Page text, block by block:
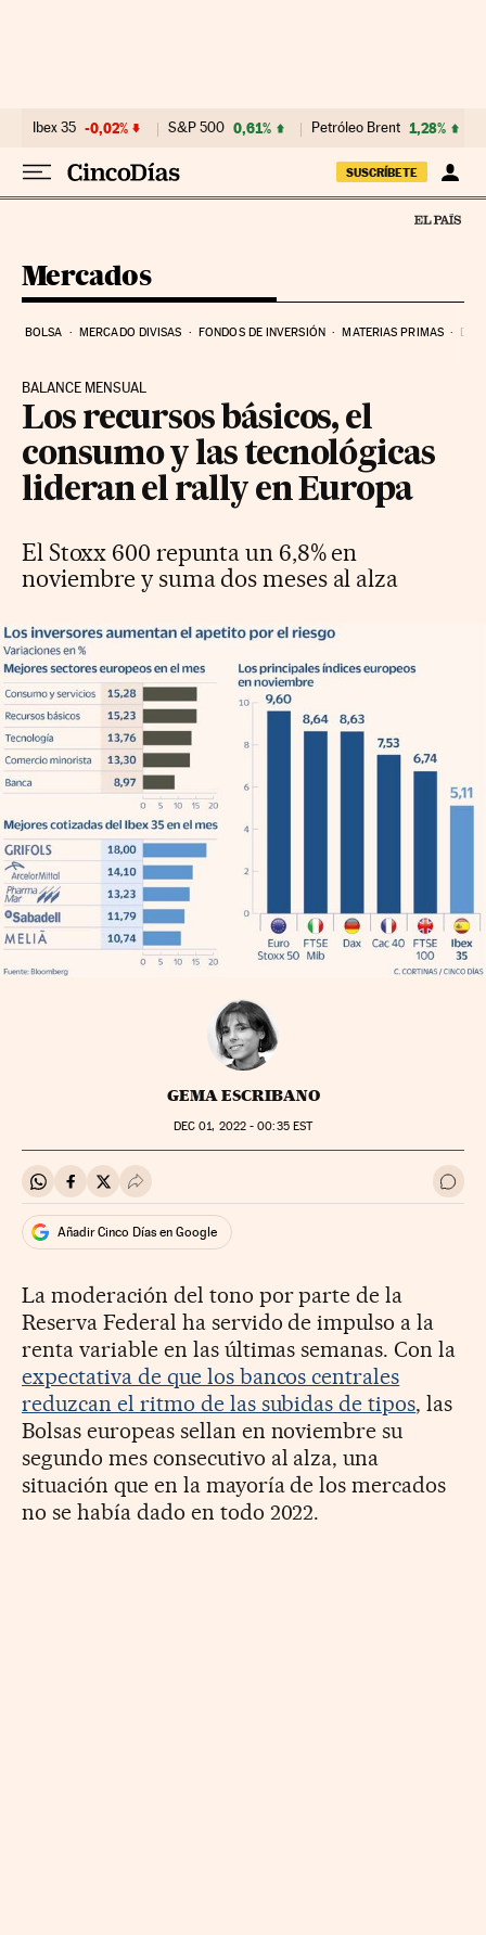
Ibex 35 -0,02% S&P 500 0,61% Petróleo Brent 1,28%
SUSCRÍBETE
Mercados
BOLSA MERCADO DIVISAS FONDOS DE INVERSIÓN MATERIAS PRIMAS
BALANCE MENSUAL
Los recursos básicos, el
consumo y las tecnológicas
lideran el rally en Europa
El Stoxx 600 repunta un 6,8% en
noviembre y suma dos meses al alza
GEMA ESCRIBANO
DEC 01, 2022 - 00:35EST
Compartir en Whatsapp
Compartir en Facebook
Compartir en Twitter
Desplegar Redes Sociales Ir a
Añadir Cinco Días en Google
La moderación del tono por parte de la
Reserva Federal ha servido de impulso a la
renta variable en las últimas semanas. Con la
expectativa de que los bancos centrales
reduzcan el ritmo de las subidas de tipos, las
Bolsas europeas sellan en noviembre su
segundo mes consecutivo al alza, una
situación que en la mayoría de los mercados
no se había dado en todo 2022.